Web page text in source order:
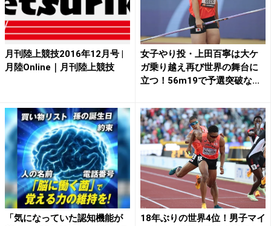
月刊陸上競技2016年12月号 |
月陸Online｜月刊陸上競技
女子やり投・上田百寧は大ケ
ガ乗り越え再び世界の舞台に
立つ！56m19で予選突破な...
「気になっていた認知機能が
18年ぶりの世界4位！男子マイ